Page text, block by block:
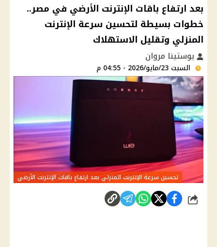
بعد ارتفاع باقات الإنترنت الأرضي في مصر..
خطوات بسيطة لتحسين سرعة الإنترنت
المنزلي وتقليل الاستهلاك
يوستينا مروان
السبت 23/مايو/2026 - 04:55 م
تحسين سرعة الإنترنت المنزلي بعد ارتفاع باقات الإنترنت الأرضي
شارك